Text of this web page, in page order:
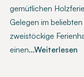
gemütlichen
Gelegen im
zweistöckige
einen...Weiterlesen